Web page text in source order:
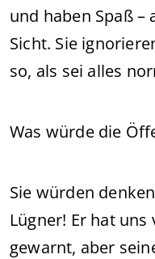
und haben Spaß
Sicht. Sie
so, als sei alles
Was würde die
Sie würden
Lügner! Er hat
gewarnt, aber